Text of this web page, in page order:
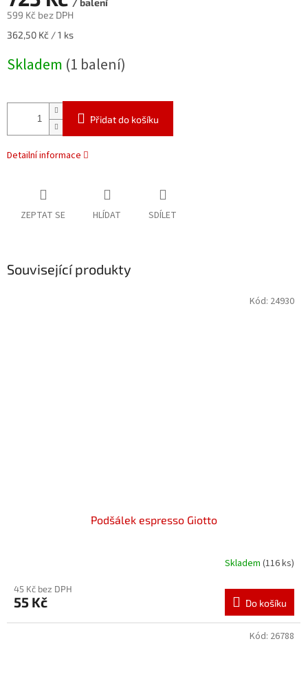
/ balení
599 Kč bez DPH
Měrná
362,50 Kč / 1 ks
Skladem (1 balení)
Přidat do košíku
Detailní informace
ZEPTAT SE HLÍDAT SDÍLET
Související produkty
Podšálek espresso Giotto
Skladem (116 ks)
45 Kč bez DPH
55 Kč Do košíku
Kód: 24930
Kód: 26788